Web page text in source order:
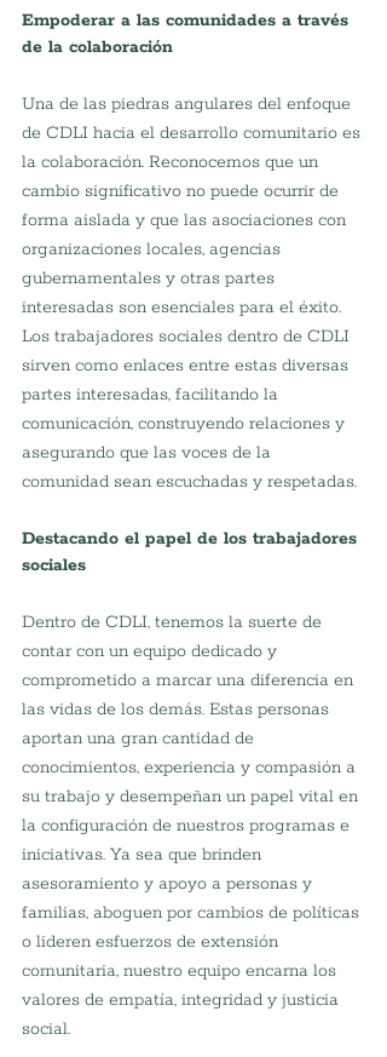
Empoderar a las comunidades a través
de la colaboración
Una de las piedras angulares del enfoque
de CDLI hacia el desarrollo comunitario es
la colaboración. Reconocemos que un
cambio significativo no puede ocurrir de
forma aislada y que las asociaciones con
organizaciones locales, agencias
gubernamentales y otras partes
interesadas son esenciales para el éxito.
Los trabajadores sociales dentro de CDLI
sirven como enlaces entre estas diversas
partes interesadas, facilitando la
comunicación, construyendo relaciones y
asegurando que las voces de la
comunidad sean escuchadas y respetadas.
Destacando el papel de los trabajadores
sociales
Dentro de CDLI, tenemos la suerte de
contar con un equipo dedicado y
comprometido a marcar una diferencia en
las vidas de los demás. Estas personas
aportan una gran cantidad de
conocimientos, experiencia y compasión a
su trabajo y desempeñan un papel vital en
la configuración de nuestros programas e
iniciativas. Ya sea que brinden
asesoramiento y apoyo a personas y
familias, aboguen por cambios de políticas
o lideren esfuerzos de extensión
comunitaria, nuestro equipo encarna los
valores de empatía, integridad y justicia
social.